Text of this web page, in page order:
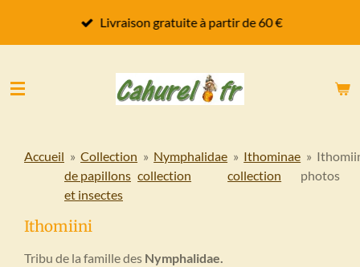
Livraison gratuite à partir de 60 €
Accueil » Collection
de papillons
et insectes
» Nymphalidae
collection
» Ithominae
collection
»
photos
Ithomiini
Tribu de la famille des Nymphalidae.